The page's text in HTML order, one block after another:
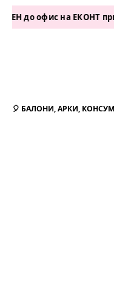
на ЕКОНТ при
🎈 БАЛОНИ, АРКИ,